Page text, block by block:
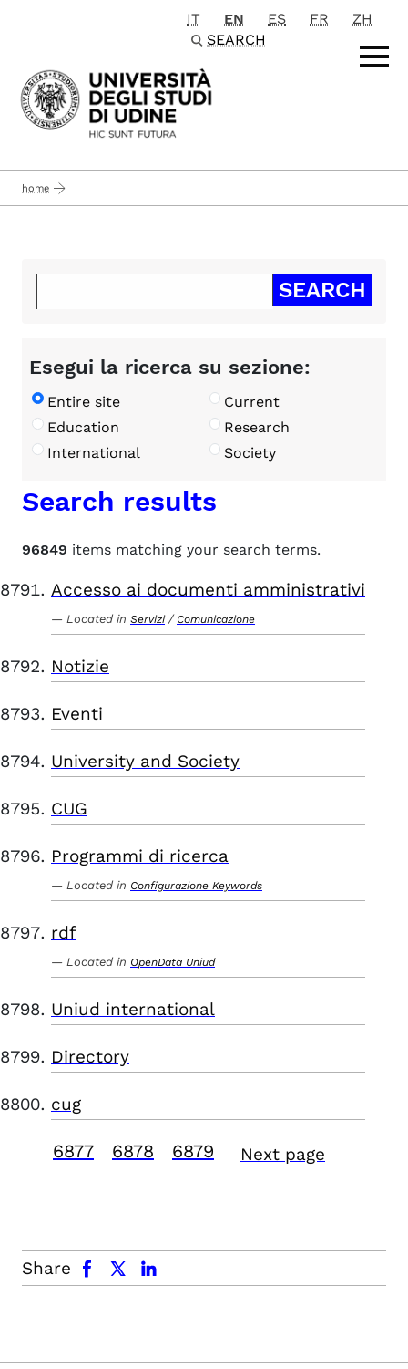
Passa al contenuto principale
IT EN ES FR
ZH
SEARCH
home
Esegui la ricerca su sezione:
Entire site
Current
Education
Research
International
Society
Search results
96849 items matching your search terms.
Accesso ai documenti amministrativi
Located in Servizi / Comunicazione
Notizie
Eventi
University and Society
CUG
Programmi di ricerca
Located in Configurazione Keywords
rdf
Located in OpenData Uniud
Uniud international
Directory
cug
6877 6878 6879 Next page
Share
facebook x.com linkedin